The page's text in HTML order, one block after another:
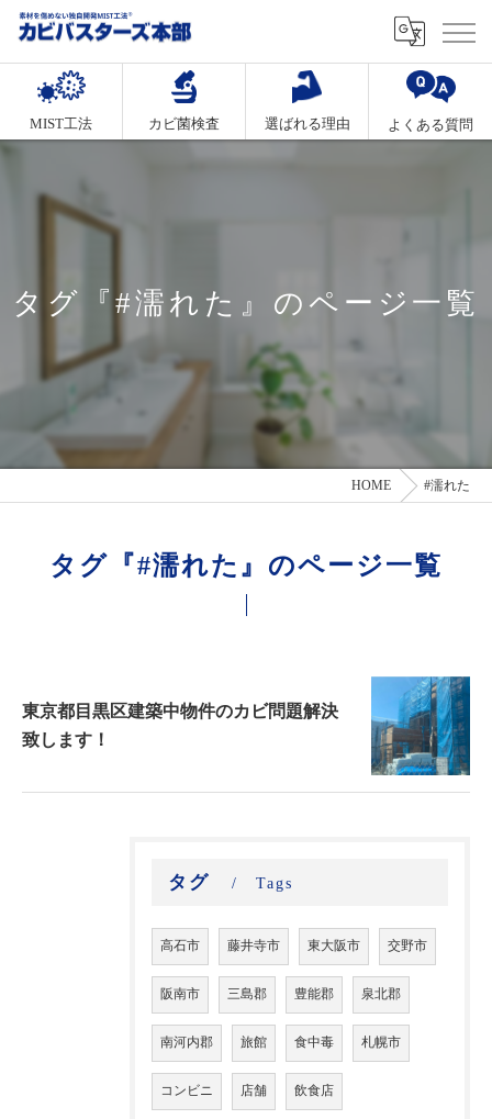
MIST工法 カビ菌検査 選ばれる理由 よくある質問
タグ『#濡れた』のページ一覧
HOME #濡れた
タグ『#濡れた』のページ一覧
東京都目黒区建築中物件のカビ問題解決
致します！
タグ Tags
高石市 藤井寺市 東大阪市 交野市
阪南市 三島郡 豊能郡 泉北郡
南河内郡 旅館 食中毒 札幌市
コンビニ 店舗 飲食店